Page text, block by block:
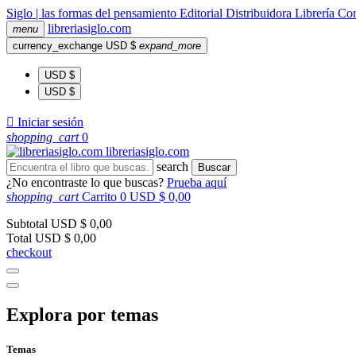
Siglo | las formas del pensamiento Editorial Distribuidora Librería
menu libreriasiglo.com
currency_exchange USD $ expand_more
USD $
USD $
 Iniciar sesión
shopping_cart 0
libreriasiglo.com
search
Buscar
¿No encontraste lo que buscas? Prueba aquí
shopping_cart Carrito 0 USD $ 0,00
Subtotal USD $ 0,00
Total USD $ 0,00
checkout
Explora por temas
Temas